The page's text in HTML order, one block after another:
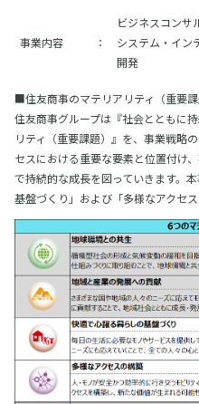
事業内容 ：
ビジネスコンサ
システム・イン
開発
■住友商事のマテリアリティ（重要課
住友商事グループは『社会とともに
リティ（重要課題）』を、事業戦略
セスにおける重要な要素と位置付け
で持続的な成長を図っていきます。
基盤づくり」および「多様なアクセ